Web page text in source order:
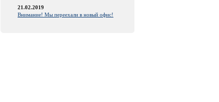
21.02.2019
Внимание! Мы переехали в новый офис!